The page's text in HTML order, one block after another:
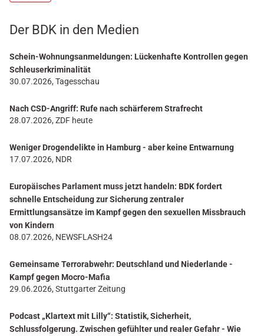
Der BDK in den Medien
Schein-Wohnungsanmeldungen: Lückenhafte Kontrollen gegen
Schleuserkriminalität
30.07.2026, Tagesschau
Nach CSD-Angriff: Rufe nach schärferem Strafrecht
28.07.2026, ZDF heute
Weniger Drogendelikte in Hamburg - aber keine Entwarnung
17.07.2026, NDR
Europäisches Parlament muss jetzt handeln: BDK fordert
schnelle Entscheidung zur Sicherung zentraler
Ermittlungsansätze im Kampf gegen den sexuellen Missbrauch
von Kindern
08.07.2026, NEWSFLASH24
Gemeinsame Terrorabwehr: Deutschland und Niederlande -
Kampf gegen Mocro-Mafia
29.06.2026, Stuttgarter Zeitung
Podcast „Klartext mit Lilly“: Statistik, Sicherheit,
Schlussfolgerung. Zwischen gefühlter und realer Gefahr - Wie